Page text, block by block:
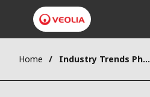
Home Industry Trends Pharma & Kosmetik